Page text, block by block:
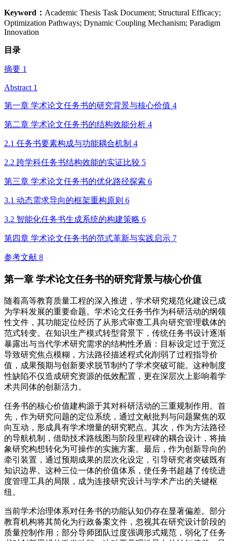
Keyword： Academic Thesis Task Document; Structural Efficacy;
Optimization Pathways; Dynamic Coupling Mechanism; Paradigm
Innovation
目录
摘要 1
Abstract 1
第一章 学术论文任务书的研究背景与核心价值 4
第二章 学术论文任务书的结构效能分析 4
2.1 任务书要素构成与功能耦合机制 4
2.2 跨学科任务书结构效能的实证比较 5
第三章 学术论文任务书的优化路径探索 6
3.1 动态需求导向的框架重构原则 6
3.2 智能化任务书生成系统的构建策略 6
第四章 学术论文任务书的范式革新与实践启示 7
参考文献 8
第一章 学术论文任务书的研究背景与核心价值
随着高等教育质量工程的深入推进，学术研究规范化建设已成
为学科发展的重要命题。学术论文任务书作为科研活动的纲领
性文件，其功能定位经历了从形式审查工具向研究管理载体的
范式转变。在知识生产模式转型背景下，传统任务书设计逐渐
暴露出与当代学术研究需求的结构性矛盾：目标设定过于宽泛
导致研究焦点模糊，方法路径描述程式化削弱了过程指导价
值，成果预期与创新要求脱节制约了学术突破可能。这种制度
性缺陷不仅造成研究资源的低效配置，更在深层次上影响着学
术共同体的创新活力。
任务书的核心价值建构源于其对科研活动的三重规制作用。首
先，作为研究问题的定位系统，通过文献批判与问题聚焦的双
向互动，形成具有学术增量的研究靶点。其次，作为方法路径
的导航机制，借助技术路线图与阶段里程碑的耦合设计，将抽
象研究构想转化为可操作的实施方案。最后，作为创新导向的
牵引装置，通过预期成果的层次化设定，引导研究者突破既有
知识边界。这种三位一体的价值体系，使任务书超越了传统进
度管理工具的局限，成为连接研究设计与学术产出的关键枢
纽。
当前学术治理体系对任务书的功能认知仍存在显著偏差。部分
教育机构将其简化为行政备案文件，忽视其在研究设计阶段的
质量控制作用；部分导师团队过度强调形式规范，弱化了任务